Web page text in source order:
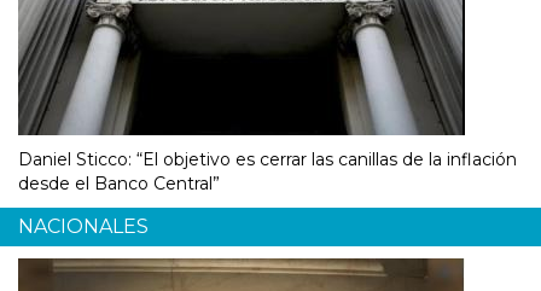
Daniel Sticco: “El objetivo es cerrar las canillas de la inflación
desde el Banco Central”
NACIONALES